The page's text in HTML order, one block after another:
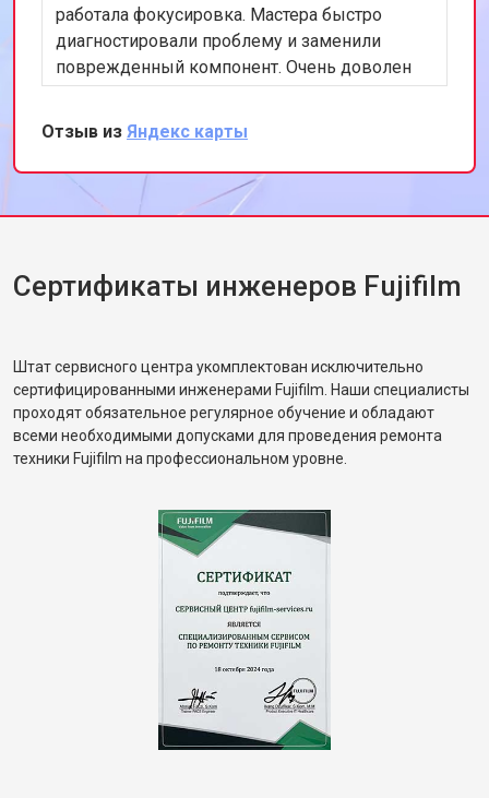
работала фокусировка. Мастера быстро
диагностировали проблему и заменили
поврежденный компонент. Очень доволен
скоростью и качеством работы. Рекомендую
этот сервис всем, кто ценит
профессионализм и качество.
Отзыв из Яндекс карты
Сертификаты инженеров Fujifilm
Штат сервисного центра укомплектован исключительно
сертифицированными инженерами Fujifilm. Наши специалисты
проходят обязательное регулярное обучение и обладают
всеми необходимыми допусками для проведения ремонта
техники Fujifilm на профессиональном уровне.